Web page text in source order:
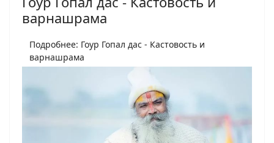
варнашрама
Подробнее: Гоур Гопал дас - Кастовость и
варнашрама